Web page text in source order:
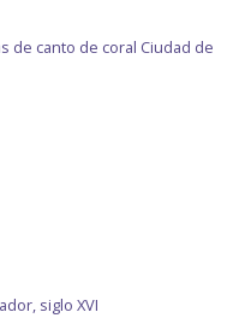
de canto de coral Ciudad de
siglo XVI